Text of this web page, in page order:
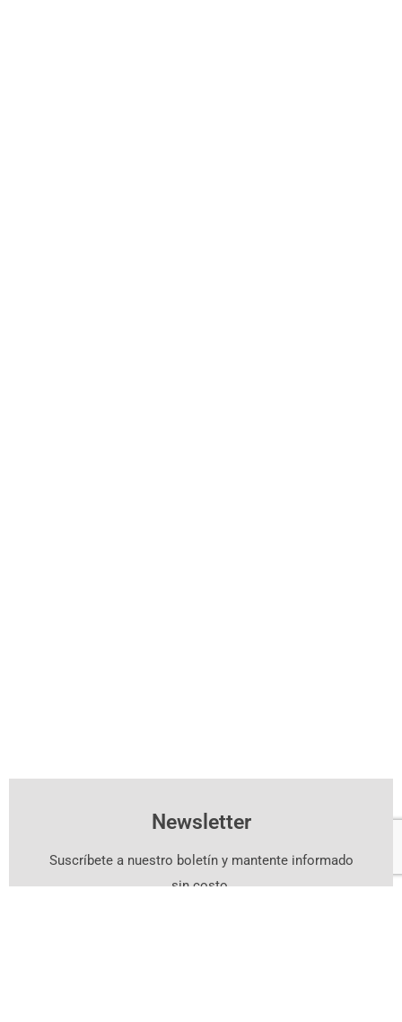
Newsletter
Suscríbete a nuestro boletín y mantente informado
sin costo.